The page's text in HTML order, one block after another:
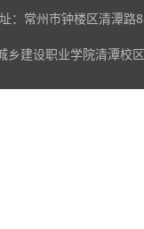
：常州市钟楼区清潭路
乡建设职业学院清潭校